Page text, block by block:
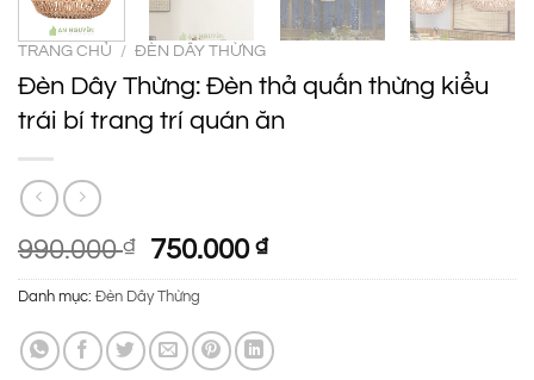
TRANG CHỦ / ĐÈN DÂY THỪNG
Đèn Dây Thừng: Đèn thả quấn thừng kiểu
trái bí trang trí quán ăn
990.000₫
Giá
gốc
là:
990.000 ₫.
750.000₫Giá
hiện
là:
750.000 ₫.
Danh mục: Đèn Dây Thừng